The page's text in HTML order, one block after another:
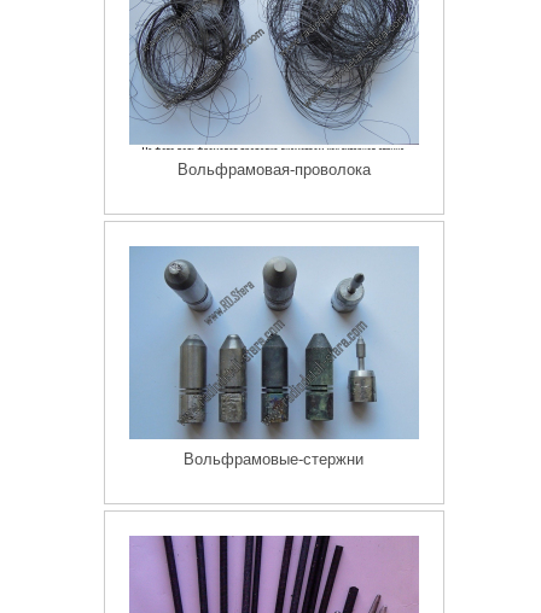
Вольфрамовая-проволока
Вольфрамовые-стержни